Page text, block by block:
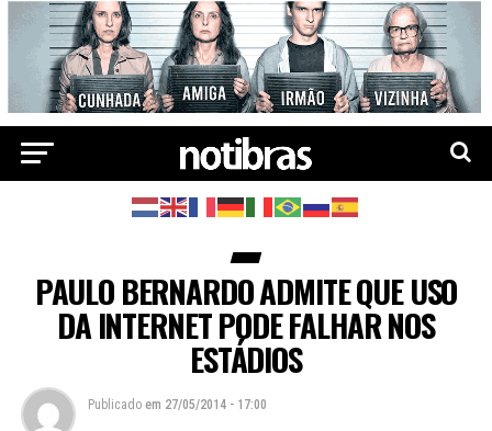
PAULO BERNARDO ADMITE QUE USO
DA INTERNET PODE FALHAR NOS
ESTÁDIOS
Publicado em 27/05/2014 - 17:00